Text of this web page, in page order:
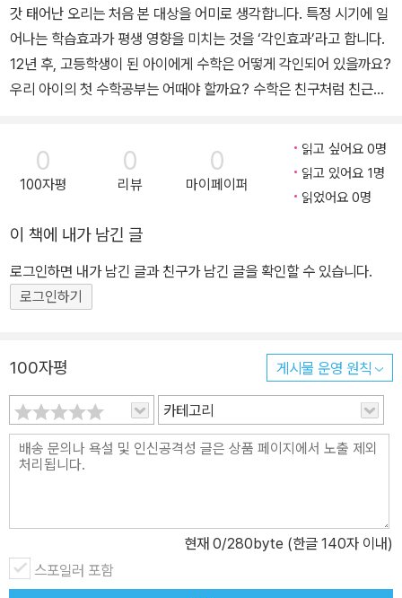
갓 태어난 오리는 처음 본 대상을 어미로 생각합니다. 특정 시기에 일
어나는 학습효과가 평생 영향을 미치는 것을 ‘각인효과’라고 합니다.
12년 후, 고등학생이 된 아이에게 수학은 어떻게 각인되어 있을까요?
우리 아이의 첫 수학공부는 어때야 할까요? 수학은 친구처럼 친근하
적 개념과 사고력을 기를 수 있는 학습설계가 필히 내재되어야 합니
다. <기적의 유아수학>으로 부모님과 아이들이 함께 생활하는 공간
에서 수학을 시작하세요. 집, 마트, 놀이공원 등의 생활소재 안에서 다
통해 튼튼한 수학머리로 성장시키세요. 이 책을 통해 우리 아이들이
생애 첫 수학 학습에서 수학을 발견하고 자신의 지식으로 만드는 과
정을 체험함으로써 배움의 기쁨을 만끽하기를 바랍니다.
0
100자평
0
리뷰
0
마이페이퍼
읽고 싶어요 0명
읽고 있어요 1명
읽었어요 0명
이 책에 내가 남긴 글
로그인하면 내가 남긴 글과 친구가 남긴 글을 확인할 수 있습니다.
로그인하기
100자평 게시물 운영 원칙
카테고리
현재 0/280byte (한글 140자 이내)
스포일러 포함